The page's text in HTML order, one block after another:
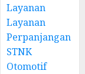
Layanan
Layanan
Perpanjangan
STNK
Otomotif